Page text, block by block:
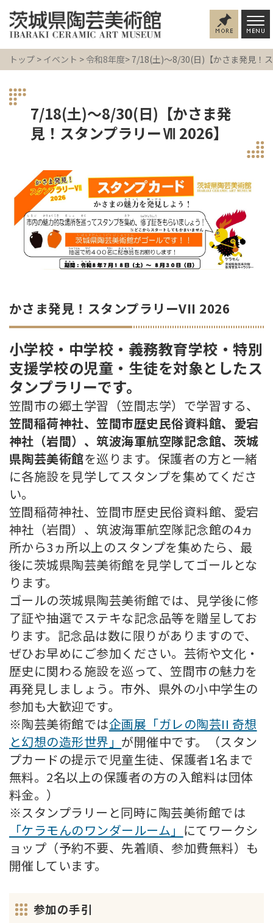
トップ > イベント > 令和8年度> 7/18(土)～8/30(日)【かさま発見！
7/18(土)～8/30(日)【かさま発
見！スタンプラリーⅦ 2026】
かさま発見！スタンプラリーVII 2026
小学校・中学校・義務教育学校・特別
支援学校の児童・生徒を対象としたス
タンプラリーです。
笠間市の郷土学習（笠間志学）で学習する、
笠間稲荷神社、笠間市歴史民俗資料館、愛宕
神社（岩間）、筑波海軍航空隊記念館、茨城
県陶芸美術館を巡ります。保護者の方と一緒
に各施設を見学してスタンプを集めてくださ
い。
笠間稲荷神社、笠間市歴史民俗資料館、愛宕
神社（岩間）、筑波海軍航空隊記念館の4ヵ
所から3ヵ所以上のスタンプを集めたら、最
後に茨城県陶芸美術館を見学してゴールとな
ります。
ゴールの茨城県陶芸美術館では、見学後に修
了証や抽選でステキな記念品等を贈呈してお
ります。記念品は数に限りがありますので、
ぜひお早めにご参加ください。芸術や文化・
歴史に関わる施設を巡って、笠間市の魅力を
再発見しましょう。市外、県外の小中学生の
参加も大歓迎です。
※陶芸美術館では企画展「ガレの陶芸II 奇想
と幻想の造形世界」 が開催中です。（スタン
プカードの提示で児童生徒、保護者1名まで
無料。2名以上の保護者の方の入館料は団体
料金。）
※スタンプラリーと同時に陶芸美術館では
「ケラモんのワンダールーム」 にてワークシ
ョップ（予約不要、先着順、参加費無料）も
開催しています。
参加の手引